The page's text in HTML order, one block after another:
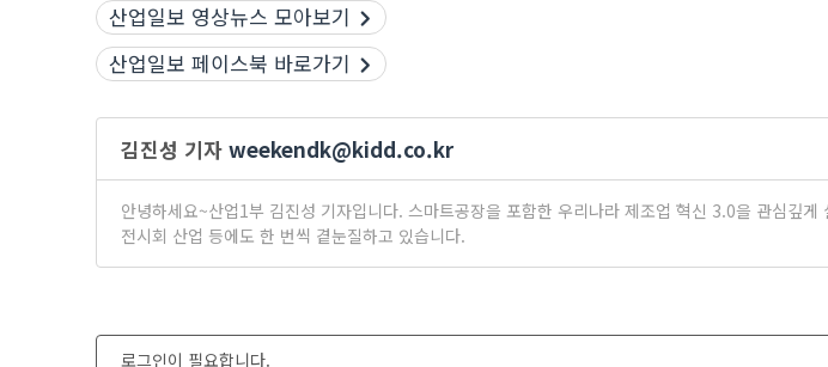
산업일보 영상뉴스 모아보기
산업일보 페이스북 바로가기
김진성 기자 weekendk@kidd.co.kr
안녕하세요~산업1부 김진성 기자입니다. 스마트공장을 포함한 우리나라 제조업 혁신 3.0을 관심깊
전시회 산업 등에도 한 번씩 곁눈질하고 있습니다.
로그인이 필요합니다.